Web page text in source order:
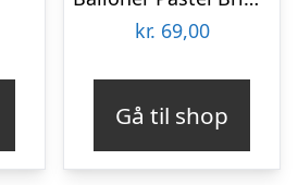
kr. 69,00
Gå til shop